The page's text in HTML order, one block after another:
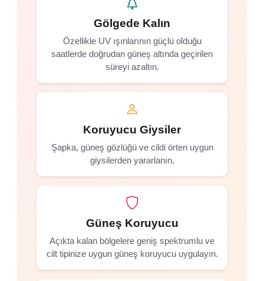
Gölgede Kalın
Özellikle UV ışınlarının güçlü olduğu
saatlerde doğrudan güneş altında geçirilen
süreyi azaltın.
Koruyucu Giysiler
Şapka, güneş gözlüğü ve cildi örten uygun
giysilerden yararlanın.
Güneş Koruyucu
Açıkta kalan bölgelere geniş spektrumlu ve
cilt tipinize uygun güneş koruyucu uygulayın.